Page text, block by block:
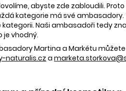
abyste zde zabloudili.
kategorie má své
Naši ambasadoři tedy
je vhodný.
Martina a Markétu
naturalis.cz a